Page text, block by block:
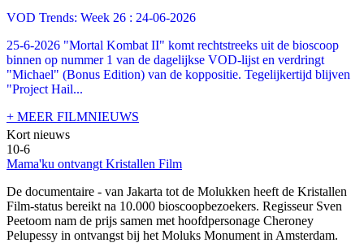
VOD Trends: Week 26 : 24-06-2026
25-6-2026 "Mortal Kombat II" komt rechtstreeks uit de bioscoop
binnen op nummer 1 van de dagelijkse VOD-lijst en verdringt
"Michael" (Bonus Edition) van de koppositie. Tegelijkertijd blijven
"Project Hail...
+ MEER FILMNIEUWS
Kort nieuws
10-6
Mama'ku ontvangt Kristallen Film
De documentaire - van Jakarta tot de Molukken heeft de Kristallen
Film-status bereikt na 10.000 bioscoopbezoekers. Regisseur Sven
Peetoom nam de prijs samen met hoofdpersonage Cheroney
Pelupessy in ontvangst bij het Moluks Monument in Amsterdam.